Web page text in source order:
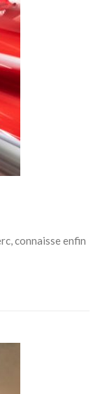
connaisse enfin